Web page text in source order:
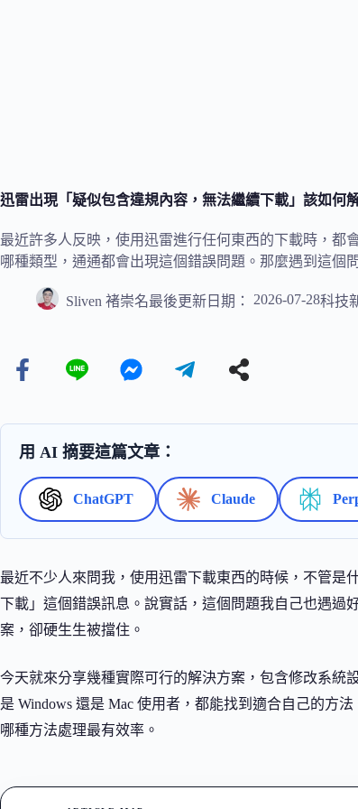
迅雷出現「疑似包含違規內容，無法繼續下載」該如何
最近許多人反映，使用迅雷進行任何東西的下載時，都
哪種類型，通通都會出現這個錯誤問題。那麼遇到這個
Sliven 褚崇名最後更新日期： 2026-07-28科技
用 AI 摘要這篇文章：
ChatGPT Claude
最近不少人來問我，使用迅雷下載東西的時候，不管是
下載」這個錯誤訊息。說實話，這個問題我自己也遇過
案，卻硬生生被擋住。
今天就來分享幾種實際可行的解決方案，包含修改系統
是 Windows 還是 Mac 使用者，都能找到適合自己的方
哪種方法處理最有效率。